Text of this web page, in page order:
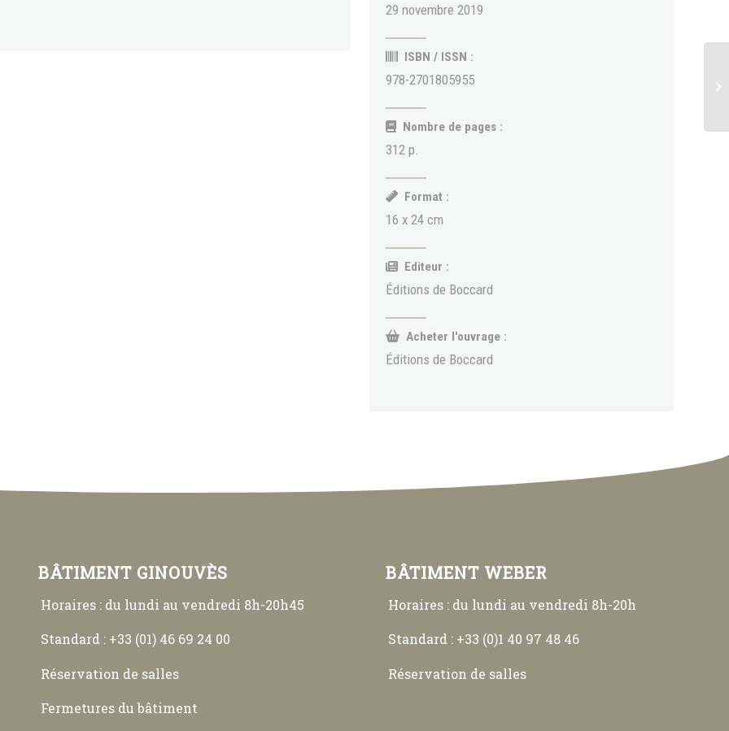
29 novembre 2019
ISBN / ISSN :
978-2701805955
Nombre de pages :
312 p.
Format :
16 x 24 cm
Editeur :
Éditions de Boccard
Acheter l'ouvrage :
Éditions de Boccard
BÂTIMENT GINOUVÈS
Horaires : du lundi au vendredi 8h-20h45
Standard : +33 (01) 46 69 24 00
Réservation de salles
Fermetures du bâtiment
BÂTIMENT WEBER
Horaires : du lundi au vendredi 8h-20h
Standard : +33 (0)1 40 97 48 46
Réservation de salles